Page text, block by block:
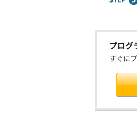
プログ
すぐに